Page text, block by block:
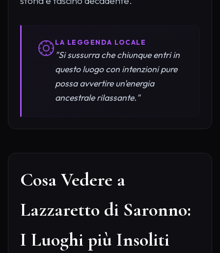
LA LEGGENDA LOCALE
"Si sussurra che chiunque entri in
questo luogo con intenzioni pure
possa avvertire un'energia
ancestrale rilassante."
Cosa Vedere a
Lazzaretto di Saronno:
I Luoghi più Insoliti